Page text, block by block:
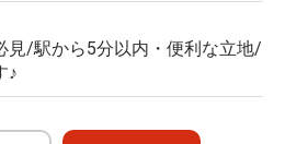
見/駅から5分以内・便利な立地/
♪